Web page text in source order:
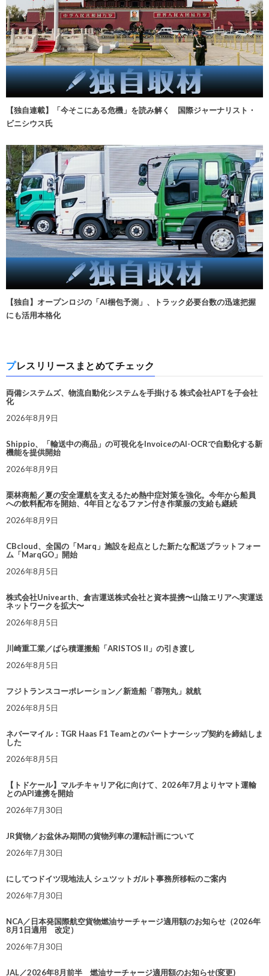
【独自連載】「今そこにある危機」を読み解く 国際ジャーナリスト・
ビニシウス氏
【独自】オープンロジの「AI梱包予測」、トラック必要台数の迅速把握
にも活用本格化
プレスリリースまとめてチェック
両備システムズ、物流自動化システムを手掛ける 株式会社APTを子会社
化
2026年8月9日
Shippio、「輸送中の商品」の可視化をInvoiceのAI-OCRで自動化する新
機能を提供開始
2026年8月9日
栗林商船／夏の安全運航を支えるため熱中症対策を強化。今年から船員
への飲料配布を開始、4年目となるファン付き作業服の支給も継続
2026年8月9日
CBcloud、全国の「Marq」施設を起点とした新たな配送プラットフォー
ム「MarqGO」開始
2026年8月5日
株式会社Univearth、倉吉運送株式会社と資本提携〜山陰エリアへ実運送
ネットワークを拡大〜
2026年8月5日
川崎重工業／ばら積運搬船「ARISTOS II」の引き渡し
2026年8月5日
フジトランスコーポレーション／新造船「蓉翔丸」就航
2026年8月5日
ネバーマイル：TGR Haas F1 Teamとのパートナーシップ契約を締結しま
した
2026年8月5日
【トドケール】マルチキャリア化に向けて、2026年7月よりヤマト運輸
とのAPI連携を開始
2026年7月30日
JR貨物／お盆休み期間の貨物列車の運転計画について
2026年7月30日
にしてつドイツ現地法人 シュツットガルト事務所移転のご案内
2026年7月30日
NCA／日本発国際航空貨物燃油サーチャージ適用額のお知らせ（2026年
8月1日適用 改定）
2026年7月30日
JAL／2026年8月前半 燃油サーチャージ適用額のお知らせ(変更)